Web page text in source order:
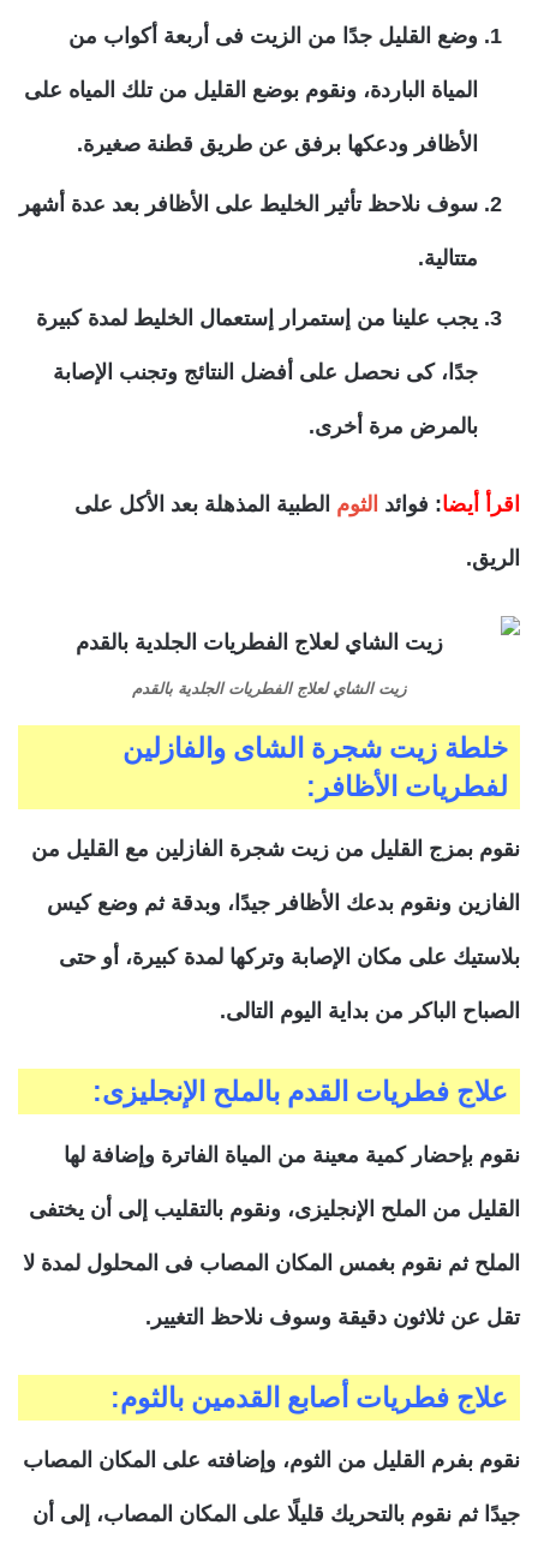
وضع القليل جدًا من الزيت فى أربعة أكواب من
المياة الباردة، ونقوم بوضع القليل من تلك المياه على
الأظافر ودعكها برفق عن طريق قطنة صغيرة.
سوف نلاحظ تأثير الخليط على الأظافر بعد عدة أشهر
متتالية.
يجب علينا من إستمرار إستعمال الخليط لمدة كبيرة
جدًا، كى نحصل على أفضل النتائج وتجنب الإصابة
بالمرض مرة أخرى.
اقرأ أيضا: فوائد الثوم الطبية المذهلة بعد الأكل على
الريق.
زيت الشاي لعلاج الفطريات الجلدية بالقدم
خلطة زيت شجرة الشاى والفازلين
لفطريات الأظافر:
نقوم بمزج القليل من زيت شجرة الفازلين مع القليل من
الفازين ونقوم بدعك الأظافر جيدًا، وبدقة ثم وضع كيس
بلاستيك على مكان الإصابة وتركها لمدة كبيرة، أو حتى
الصباح الباكر من بداية اليوم التالى.
علاج فطريات القدم بالملح الإنجليزى:
نقوم بإحضار كمية معينة من المياة الفاترة وإضافة لها
القليل من الملح الإنجليزى، ونقوم بالتقليب إلى أن يختفى
الملح ثم نقوم بغمس المكان المصاب فى المحلول لمدة لا
تقل عن ثلاثون دقيقة وسوف نلاحظ التغيير.
علاج فطريات أصابع القدمين بالثوم:
نقوم بفرم القليل من الثوم، وإضافته على المكان المصاب
جيدًا ثم نقوم بالتحريك قليلًا على المكان المصاب، إلى أن